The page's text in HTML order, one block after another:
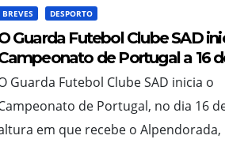
BREVES DESPORTO
Guarda Futebol Clube SAD
de Portugal a 16
Guarda Futebol Clube SAD inicia o
de Portugal, no dia 16
em que recebe o